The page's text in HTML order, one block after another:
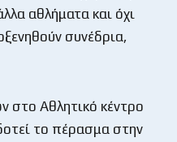
αθλήματα και όχι
συνέδρια,
στο Αθλητικό κέντρο
το πέρασμα στην